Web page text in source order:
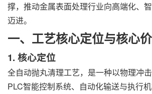
撑，推动金属表面处理行业向高端化、
迈进。
一、工艺核心定位与核心
1. 核心定位
全自动抛丸清理工艺，是一种以物理冲
PLC智能控制系统、自动化输送与执行